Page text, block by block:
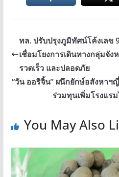
ทล. ปรับปรุงภูมิทัศน์โค้งเลข
เชื่อมโยงการเดินทางกลุ่มจั
รวดเร็ว และปลอดภัย
“วัน ออริจิ้น” ผนึกยักษ์อสังหาฯ
ร่วมทุนเพิ่มโรงแร
You May Also